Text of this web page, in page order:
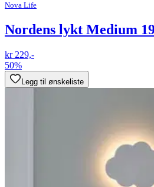
Nova Life
Nordens lykt Medium
kr 229,-
50%
Legg til ønskeliste